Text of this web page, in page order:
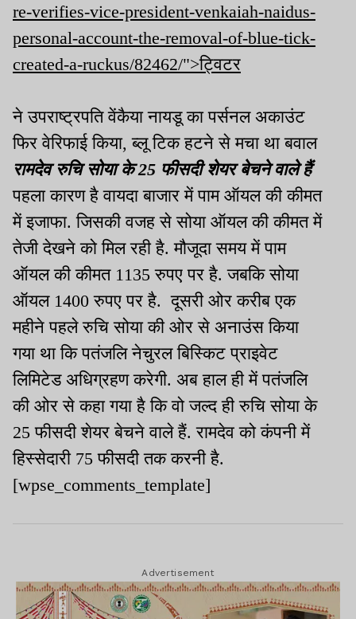
re-verifies-vice-president-venkaiah-naidus-
personal-account-the-removal-of-blue-tick-
created-a-ruckus/82462/">ट्विटर
ने उपराष्ट्रपति वेंकैया नायडू का पर्सनल अकाउंट
फिर वेरिफाई किया, ब्लू टिक हटने से मचा था बवाल
रामदेव रुचि सोया के 25 फीसदी शेयर बेचने वाले हैं
पहला कारण है वायदा बाजार में पाम ऑयल की कीमत
में इजाफा. जिसकी वजह से सोया ऑयल की कीमत में
तेजी देखने को मिल रही है. मौजूदा समय में पाम
ऑयल की कीमत 1135 रुपए पर है. जबकि सोया
ऑयल 1400 रुपए पर है. दूसरी ओर करीब एक
महीने पहले रुचि सोया की ओर से अनाउंस किया
गया था कि पतंजलि नेचुरल बिस्किट प्राइवेट
लिमिटेड अधिग्रहण करेगी. अब हाल ही में पतंजलि
की ओर से कहा गया है कि वो जल्द ही रुचि सोया के
25 फीसदी शेयर बेचने वाले हैं. रामदेव को कंपनी में
हिस्सेदारी 75 फीसदी तक करनी है.
[wpse_comments_template]
Advertisement